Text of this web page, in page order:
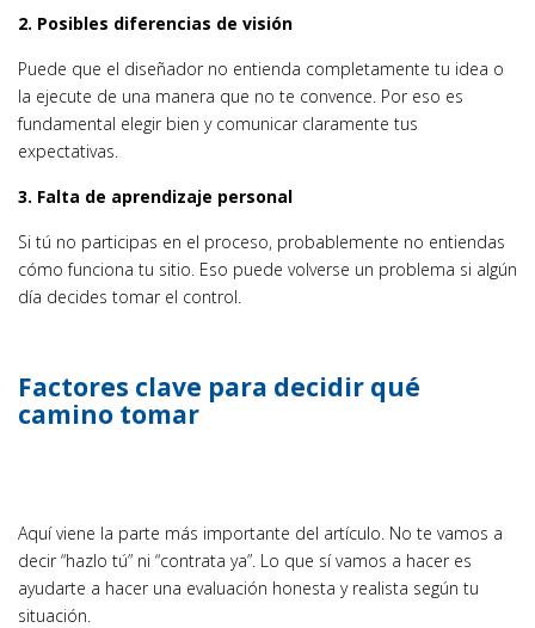
2. Posibles diferencias de visión
Puede que el diseñador no entienda completamente tu idea o
la ejecute de una manera que no te convence. Por eso es
fundamental elegir bien y comunicar claramente tus
expectativas.
3. Falta de aprendizaje personal
Si tú no participas en el proceso, probablemente no entiendas
cómo funciona tu sitio. Eso puede volverse un problema si algún
día decides tomar el control.
Factores clave para decidir qué
camino tomar
Aquí viene la parte más importante del artículo. No te vamos a
decir “hazlo tú” ni “contrata ya”. Lo que sí vamos a hacer es
ayudarte a hacer una evaluación honesta y realista según tu
situación.